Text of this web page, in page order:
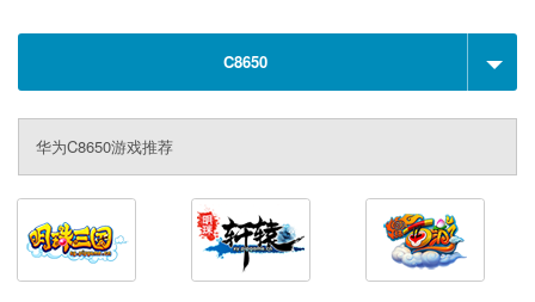
C8650
华为C8650游戏推荐